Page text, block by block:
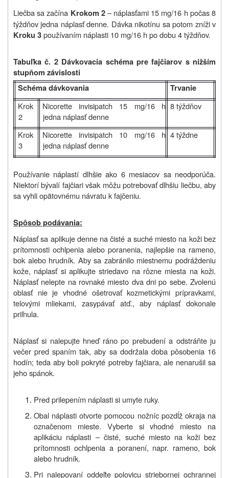
Liečba sa začína Krokom 2– náplasťami 15 mg/16 h počas 8
týždňov jedna náplasť denne. Dávka nikotínu sa potom zníži v
Kroku 3používaním náplasti 10 mg/16 h po dobu 4 týždňov.
Tabuľka č. 2 Dávkovacia schéma pre fajčiarov s nižším
stupňom závislosti
Schéma dávkovania
Trvanie
Krok
2
Nicorette invisipatch 15 mg/16 h
jedna náplasť denne
8 týždňov
Krok
3
Nicorette invisipatch 10 mg/16 h
jedna náplasť denne
4 týždne
Používanie náplastí dlhšie ako 6 mesiacov sa neodporúča.
Niektorí bývalí fajčiari však môžu potrebovať dlhšiu liečbu, aby
sa vyhli opätovnému návratu k fajčeniu.
Spôsob podávania:
Náplasť sa aplikuje denne na čisté a suché miesto na koži bez
prítomnosti ochlpenia alebo poranenia, najlepšie na rameno,
bok alebo hrudník. Aby sa zabránilo miestnemu podráždeniu
kože, náplasť si aplikujte striedavo na rôzne miesta na koži.
Náplasť nelepte na rovnaké miesto dva dni po sebe. Zvolenú
oblasť nie je vhodné ošetrovať kozmetickými prípravkami,
telovými mliekami, zasypávať atď., aby náplasť dokonale
priľnula.
Náplasť si nalepujte hneď ráno po prebudení a odstráňte ju
večer pred spaním tak, aby sa dodržala doba pôsobenia 16
hodín; teda aby boli pokryté potreby fajčiara, ale nenarušil sa
jeho spánok.
Pred prilepením náplasti si umyte ruky.
Obal náplasti otvorte pomocou nožníc pozdĺž okraja na
označenom mieste. Vyberte si vhodné miesto na
aplikáciu náplasti – čisté, suché miesto na koži bez
prítomnosti ochlpenia a poranení, napr. rameno, bok
alebo hrudník.
Pri nalepovaní oddeľte polovicu striebornej ochrannej